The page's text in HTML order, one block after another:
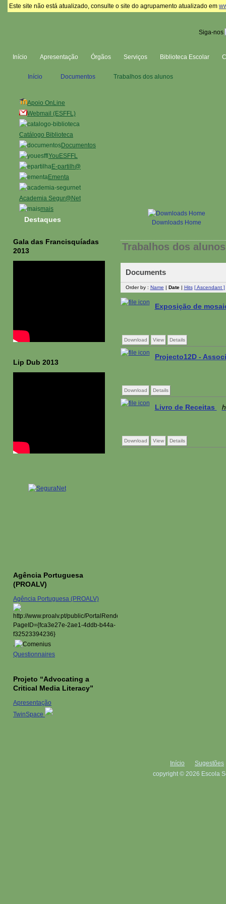
Este site não está atualizado, consulte o site do agrupamento atualizado em
Siga-nos
Início Apresentação Órgãos Serviços Biblioteca Escolar
Apoio OnLine
Webmail (ESFFL)
Catálogo Biblioteca
Documentos
YouESFFL
E-partilh@
Ementa
Academia Segur@Net
mais
Início Documentos Trabalhos dos alunos
Downloads Home
Trabalhos dos alunos
Documents
Order by : Name | Date | Hits [ Ascendant ]
Exposição de
Download View Details
Projecto12D -
Download Details
Livro de Receitas
Download View Details
Destaques
Gala das Francisquíadas
2013
Lip Dub 2013
Agência Portuguesa
(PROALV)
Agência Portuguesa (PROALV)
.
Questionnaires
Projeto “Advocating a
Critical Media Literacy”
Apresentação
TwinSpace
Início
Sugestões
copyright © 2026 Escola